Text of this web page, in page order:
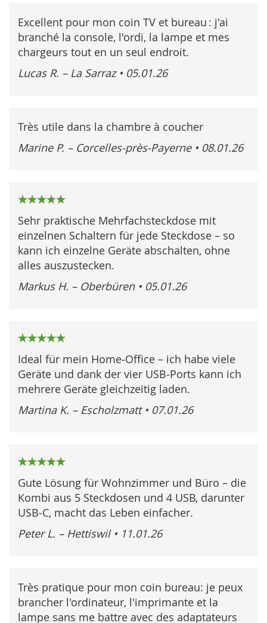
Excellent pour mon coin TV et bureau : j'ai
branché la console, l'ordi, la lampe et mes
chargeurs tout en un seul endroit.
Lucas R. – La Sarraz • 05.01.26
Très utile dans la chambre à coucher
Marine P. – Corcelles‑près‑Payerne • 08.01.26
100%
Sehr praktische Mehrfachsteckdose mit
einzelnen Schaltern für jede Steckdose – so
kann ich einzelne Geräte abschalten, ohne
alles auszustecken.
Markus H. – Oberbüren • 05.01.26
100%
Ideal für mein Home‑Office – ich habe viele
Geräte und dank der vier USB‑Ports kann ich
mehrere Geräte gleichzeitig laden.
Martina K. – Escholzmatt • 07.01.26
100%
Gute Lösung für Wohnzimmer und Büro – die
Kombi aus 5 Steckdosen und 4 USB, darunter
USB‑C, macht das Leben einfacher.
Peter L. – Hettiswil • 11.01.26
Très pratique pour mon coin bureau: je peux
brancher l'ordinateur, l'imprimante et la
lampe sans me battre avec des adaptateurs